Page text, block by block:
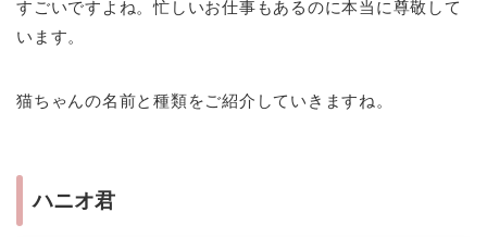
すごいですよね。忙しいお仕事もあるのに本当に尊敬して
います。
猫ちゃんの名前と種類をご紹介していきますね。
ハニオ君